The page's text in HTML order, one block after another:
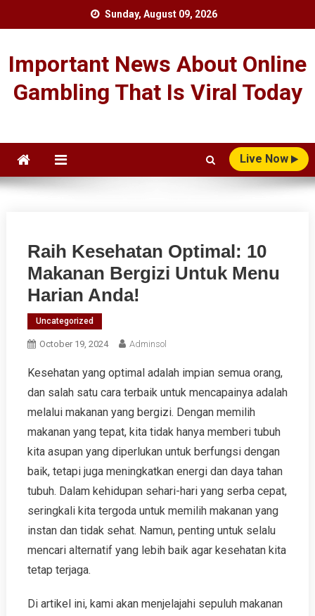
Sunday, August 09, 2026
Important News About Online
Gambling That Is Viral Today
Live Now
Raih Kesehatan Optimal: 10
Makanan Bergizi Untuk Menu
Harian Anda!
Uncategorized
October 19, 2024 Adminsol
Kesehatan yang optimal adalah impian semua orang,
dan salah satu cara terbaik untuk mencapainya adalah
melalui makanan yang bergizi. Dengan memilih
makanan yang tepat, kita tidak hanya memberi tubuh
kita asupan yang diperlukan untuk berfungsi dengan
baik, tetapi juga meningkatkan energi dan daya tahan
tubuh. Dalam kehidupan sehari-hari yang serba cepat,
seringkali kita tergoda untuk memilih makanan yang
instan dan tidak sehat. Namun, penting untuk selalu
mencari alternatif yang lebih baik agar kesehatan kita
tetap terjaga.
Di artikel ini, kami akan menjelajahi sepuluh makanan